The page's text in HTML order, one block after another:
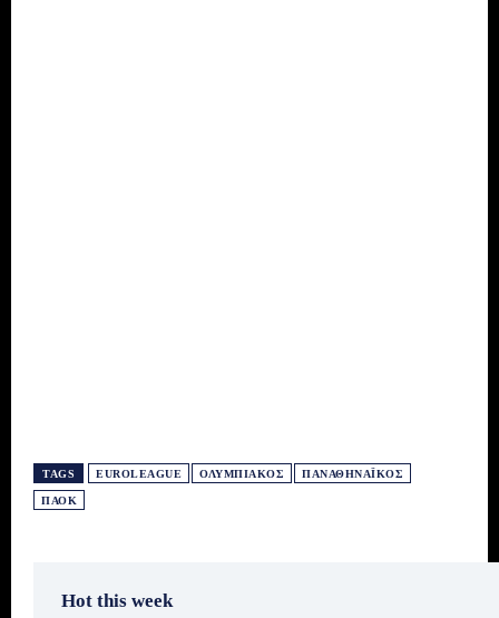
TAGS EUROLEAGUE ΟΛΥΜΠΙΑΚΌΣ ΠΑΝΑΘΗΝΑΪΚΌΣ
ΠΑΟΚ
Hot this week